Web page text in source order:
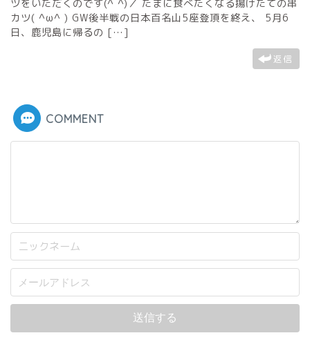
ツをいただくのです(^ ^)／ たまに食べたくなる揚げたての串
カツ( ^ω^ ) GW後半戦の日本百名山5座登頂を終え、 5月6
日、鹿児島に帰るの […]
返信
COMMENT